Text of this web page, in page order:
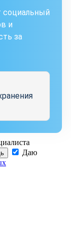
социальный
и
за
Даю